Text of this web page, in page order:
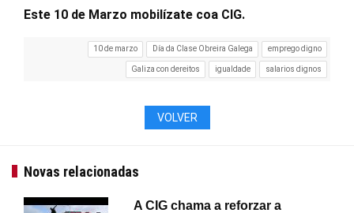
Este 10 de Marzo mobilízate coa CIG.
10 de marzo Día da Clase Obreira Galega emprego digno
Galiza con dereitos igualdade salarios dignos
VOLVER
Novas relacionadas
A CIG chama a reforzar a